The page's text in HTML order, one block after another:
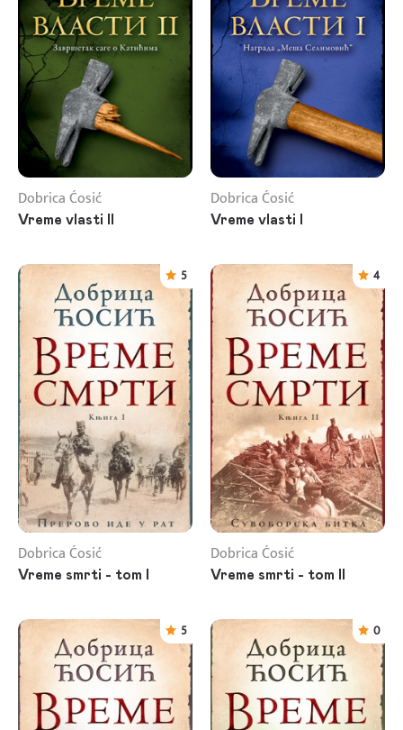
Dobrica Ćosić
Vreme vlasti II
Dobrica Ćosić
Vreme vlasti I
5
Dobrica Ćosić
Vreme smrti - tom I
4
Dobrica Ćosić
Vreme smrti - tom II
5 0